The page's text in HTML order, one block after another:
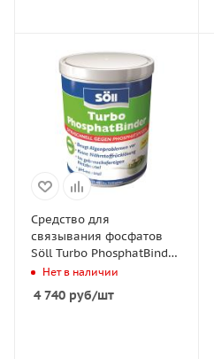
Средство для
связывания фосфатов
Söll Turbo PhosphatBinder
600г на 25 м3
Нет в наличии
4 740 руб/шт